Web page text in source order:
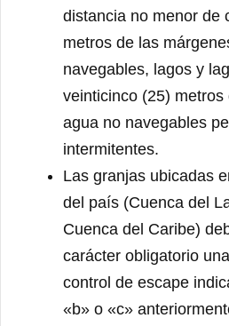
distancia no menor de
metros de las
navegables, lagos y
veinticinco (25)
agua no navegables
intermitentes.
Las granjas ubicadas
del país (Cuenca del
Cuenca del Caribe)
carácter obligatorio
control de escape
«b» o «c»